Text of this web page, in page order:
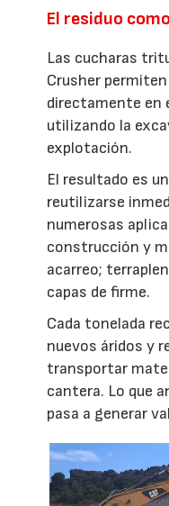
El residuo
Las cucharas
Crusher
directamente en
utilizando la
explotación.
El resultado es
reutilizarse
numerosas
construcción y
acarreo;
capas de firme.
Cada tonelada
nuevos áridos y
transportar
cantera. Lo que
pasa a generar